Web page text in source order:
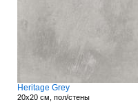
Heritage Grey
20x20 см, пол/стены